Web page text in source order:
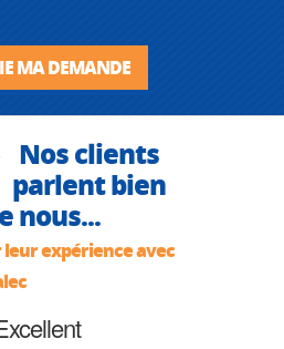
MA DEMANDE
Nos clients
parlent bien
nous...
expérience avec